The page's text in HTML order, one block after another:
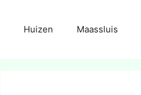
Huizen Maassluis